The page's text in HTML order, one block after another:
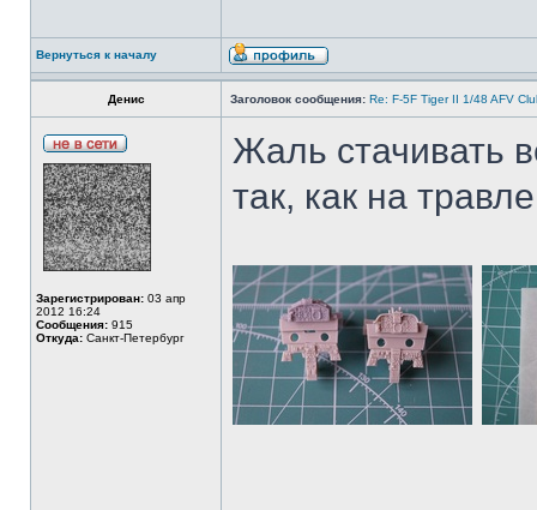
Вернуться к началу
Денис Заголовок сообщения: Re: F-5F Tiger II 1/48 AFV
Зарегистрирован: 03 апр
2012 16:24
Сообщения: 915
Откуда: Санкт-Петербург
Жаль стачивать
так, как на